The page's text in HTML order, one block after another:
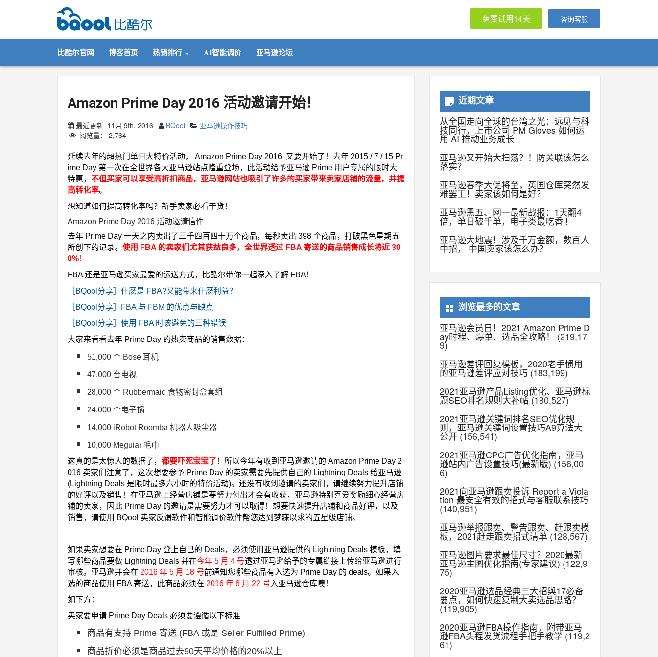
免费试用14天 咨询客服
比酷尔官网 博客首页 热销排行 AI智能调价 亚马逊论坛
Amazon Prime Day 2016 活动邀请开始！
最近更新: 11月 9th, 2016 BQool
亚马逊操作技巧
阅览量： 2,764
延续去年的超热门单日大特价活动， Amazon Prime Day 2016 又要开始了！去年 2015 / 7 / 15 Pr
ime Day 第一次在全世界各大亚马逊站点隆重登场，此活动给予亚马逊 Prime 用户专属的限时大
特惠， 不但买家可以享受高折扣商品，亚马逊网站也吸引了许多的买家带来卖家店铺的流量，并提
高转化率。
想知道如何提高转化率吗？新手卖家必看干货！
Amazon Prime Day 2016 活动邀请信件
去年 Prime Day 一天之内卖出了三千四百四十万个商品，每秒卖出 398 个商品，打破黑色星期五
所创下的记录。 使用 FBA 的卖家们尤其获益良多，全世界透过 FBA 寄送的商品销售成长将近 30
0%！
FBA 还是亚马逊买家最爱的运送方式，比酷尔带你一起深入了解 FBA！
［BQool分享］什麽是 FBA?又能带来什麽利益？
［BQool分享］FBA 与 FBM 的优点与缺点
［BQool分享］使用 FBA 时该避免的三种错误
大家来看看去年 Prime Day 的热卖商品的销售数据：
51,000 个 Bose 耳机
47,000 台电视
28,000 个 Rubbermaid 食物密封盒套组
24,000 个电子锅
14,000 iRobot Roomba 机器人吸尘器
10,000 Meguiar 毛巾
这真的是太惊人的数据了 ， 都要吓死宝宝了 ！所以今年有收到亚马逊邀请的 Amazon Prime Day 2
016 卖家们注意了，这次想要参予 Prime Day 的卖家需要先提供自己的 Lightning Deals 给亚马逊
(Lightning Deals 是限时最多六小时的特价活动)。还没有收到邀请的卖家们，请继续努力提升店铺
的好评以及销售！在亚马逊上经营店铺是要努力付出才会有收获，亚马逊特别喜爱奖励细心经营店
铺的卖家，因此 Prime Day 的邀请是需要努力才可以取得！想要快速提升店铺和商品好评，以及
销售，请使用 BQool 卖家反馈软件和智能调价软件帮您达到梦寐以求的五星级店铺。
如果卖家想要在 Prime Day 登上自己的 Deals，必须使用亚马逊提供的 Lightning Deals 模板，填
写哪些商品要做 Lightning Deals 并在今年 5 月 4 号透过亚马逊给予的专属链接上传给亚马逊进行
审核。亚马逊并会在 2016 年 5 月 18 号前通知您哪些商品有入选为 Prime Day 的 deals。如果入
选的商品使用 FBA 寄送，此商品必须在 2016 年 6 月 22 号 入亚马逊仓库噢！
如下方：
卖家要申请 Prime Day Deals 必须要遵循以下标准
商品有支持 Prime 寄送 (FBA 或是 Seller Fulfilled Prime)
商品折价必须是商品过去90天平均价格的20%以上
近期文章
从全国走向全球的台湾之光：远见与科
技同行，上市公司 PM Gloves 如何运
用 AI 推动业务成长
亚马逊又开始大扫荡？！防关联该怎么
落实？
亚马逊春季大促将至，英国仓库突然发
难罢工！卖家该如何是好？
亚马逊黑五、网一最新战报：1天翻4
倍，单日破千单，电子类最吃香 !
亚马逊大地震！涉及千万金额，数百人
中招， 中国卖家该怎么办？
浏览最多的文章
亚马逊会员日！2021 Amazon Prime D
ay时程、爆单、选品全攻略！ (219,17
9)
亚马逊差评回复模板，2020老手惯用
的亚马逊差评应对技巧 (183,199)
2021亚马逊产品Listing优化、亚马逊标
题SEO排名规则大补帖(180,527)
2021亚马逊关键词排名SEO优化规
则，亚马逊关键词设置技巧A9算法大
公开 (156,541)
2021亚马逊CPC广告优化指南，亚马
逊站内广告设置技巧(最新版) (156,00
6)
2021向亚马逊跟卖投诉 Report a Viola
tion 最安全有效的招式与客服联系技巧
(140,951)
亚马逊举报跟卖、警告跟卖、赶跟卖模
板，2021赶走跟卖招式清单 (128,567)
亚马逊图片要求最佳尺寸？2020最新
亚马逊主图优化指南(专家建议) (122,9
75)
2020亚马逊选品经典三大招與17必备
要点，如何快速复制大卖选品思路？
(119,905)
2020亚马逊FBA操作指南，附带亚马
逊FBA头程发货流程手把手教学 (119,2
61)